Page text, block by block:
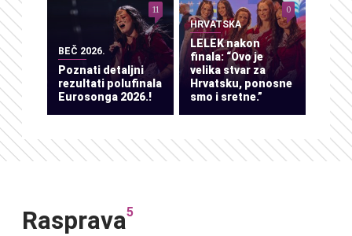
BEČ 2026.
Poznati detaljni
rezultati polufinala
Eurosonga 2026.!
11
HRVATSKA
LELEK nakon
finala: “Ovo je
velika stvar za
Hrvatsku, ponosne
smo i sretne.”
0
Rasprava5